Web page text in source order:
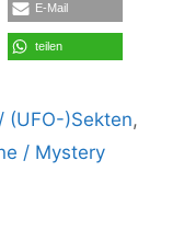
E-Mail
teilen
(UFO-)Sekten,
/ Mystery